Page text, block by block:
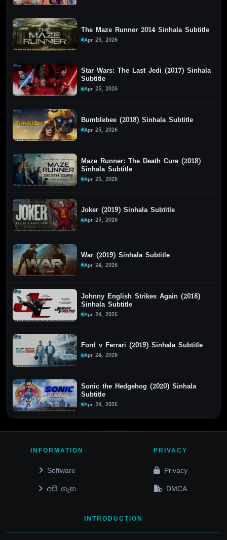
The Maze Runner 2014 Sinhala Subtitle
Apr 25, 2026
Star Wars: The Last Jedi (2017) Sinhala
Subtitle
Apr 25, 2026
Bumblebee (2018) Sinhala Subtitle
Apr 25, 2026
Maze Runner: The Death Cure (2018)
Sinhala Subtitle
Apr 25, 2026
Joker (2019) Sinhala Subtitle
Apr 25, 2026
War (2019) Sinhala Subtitle
Apr 24, 2026
Johnny English Strikes Again (2018)
Sinhala Subtitle
Apr 24, 2026
Ford v Ferrari (2019) Sinhala Subtitle
Apr 24, 2026
Sonic the Hedgehog (2020) Sinhala
Subtitle
Apr 24, 2026
INFORMATION
Software
අපි ගැන
PRIVACY
Privacy
DMCA
INTRODUCTION